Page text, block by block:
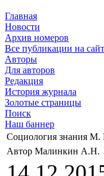
Главная
Новости
Архив номеров
Все публикации на
Авторы
Для авторов
Редакция
История журнала
Золотые страницы
Поиск
Наш баннер
Социология знания М.
Автор Малинкин А.Н.